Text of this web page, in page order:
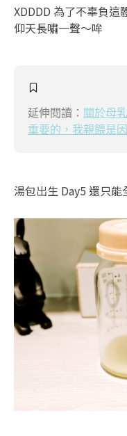
XDDDD 為了不辜負這
仰天長嘯一聲～哞
延伸閱讀： 關於母
重要的，我親餵是
湯包出生 Day5 還只